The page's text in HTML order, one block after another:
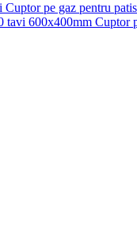
Cuptor pe gaz pentru
Cuptor